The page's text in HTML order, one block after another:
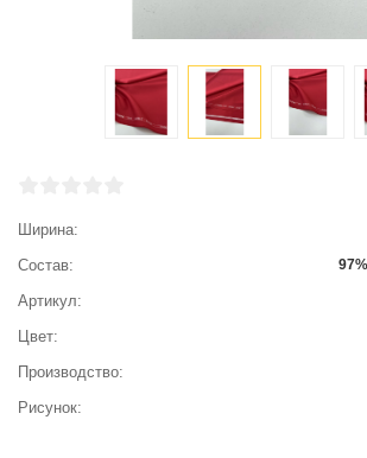
Ширина
Состав
Артикул
Цвет
Производство
Рисунок